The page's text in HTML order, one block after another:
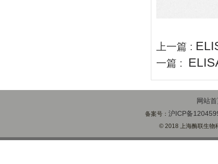
上一篇 :
一篇 :
网站
备案号：沪ICP备
© 2018 上海酶联生物